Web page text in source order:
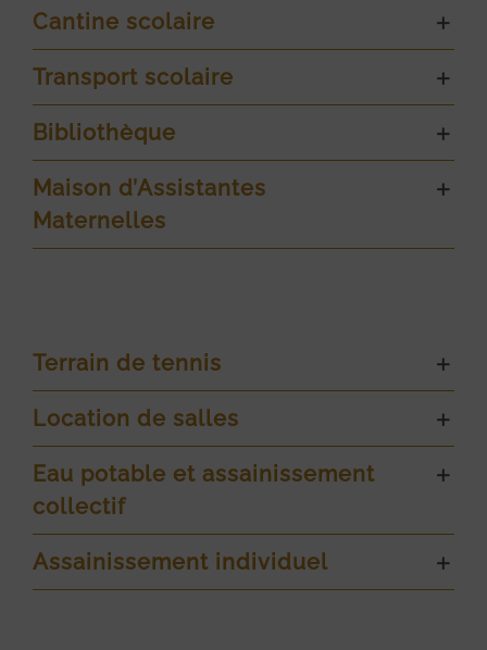
Cantine scolaire
Transport scolaire
Bibliothèque
Maison d’Assistantes
Maternelles
Terrain de tennis
Location de salles
Eau potable et assainissement
collectif
Assainissement individuel